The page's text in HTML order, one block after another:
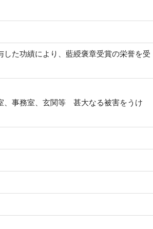
た功績により、藍綬褒章受賞の栄誉を受
、事務室、玄関等 甚大なる被害をうけ